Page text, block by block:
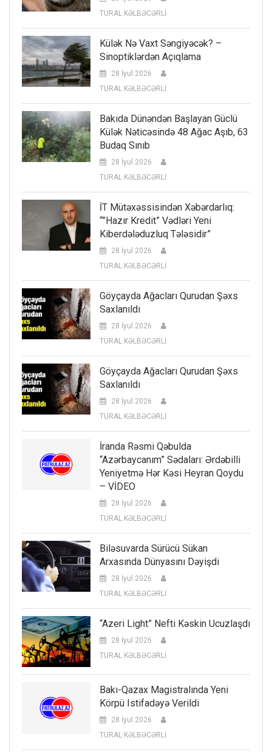
TURAL KƏLBƏCƏRLİ
Külək Nə Vaxt Səngiyəcək? –
Sinoptiklərdən Açıqlama
28 İyul 2026
TURAL KƏLBƏCƏRLİ
Bakıda Dünəndən Başlayan Güclü
Külək Nəticəsində 48 Ağac Aşıb, 63
Budaq Sınıb
28 İyul 2026
TURAL KƏLBƏCƏRLİ
İT Mütəxəssisindən Xəbərdarlıq:
“”Hazır Kredit” Vədləri Yeni
Kiberdələduzluq Tələsidir”
28 İyul 2026
TURAL KƏLBƏCƏRLİ
Göyçayda Ağacları Qurudan Şəxs
Saxlanıldı
28 İyul 2026
TURAL KƏLBƏCƏRLİ
Göyçayda Ağacları Qurudan Şəxs
Saxlanıldı
28 İyul 2026
TURAL KƏLBƏCƏRLİ
İranda Rəsmi Qəbulda
“Azərbaycanım” Sədaları: Ərdəbilli
Yeniyetmə Hər Kəsi Heyran Qoydu
– VİDEO
28 İyul 2026
TURAL KƏLBƏCƏRLİ
Biləsuvarda Sürücü Sükan
Arxasında Dünyasını Dəyişdi
28 İyul 2026
TURAL KƏLBƏCƏRLİ
“Azeri Light” Nefti Kəskin Ucuzlaşdı
28 İyul 2026
TURAL KƏLBƏCƏRLİ
Bakı-Qazax Magistralında Yeni
Körpü Istifadəyə Verildi
28 İyul 2026
TURAL KƏLBƏCƏRLİ